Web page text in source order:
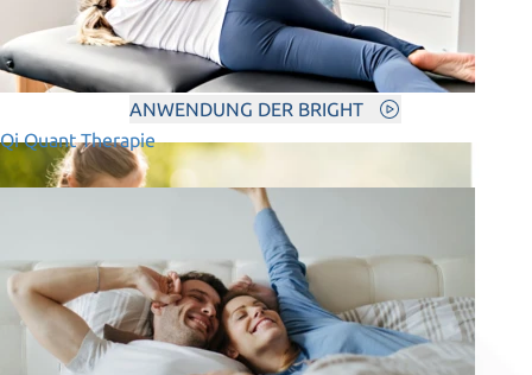
Qi Quant Therapie
Bewegungsapparat
Körperaktivierung in wenigen Minuten!
ANWENDUNG DER BRIGHT